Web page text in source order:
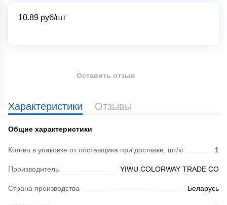
10.89 руб/шт
Характеристики Отзывы
Общие характеристики
Кол-во в упаковке от поставщика при доставке, шт/кг 1
Производитель YIWU COLORWAY TRADE CO
Страна производства Беларусь
Оставить отзыв